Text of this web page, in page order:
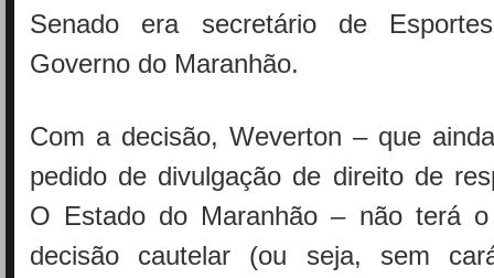
Senado era secretário de
Governo do Maranhão.
Com a decisão, Weverton – que
pedido de divulgação de direito de
O Estado do Maranhão – não terá
decisão cautelar (ou seja, sem